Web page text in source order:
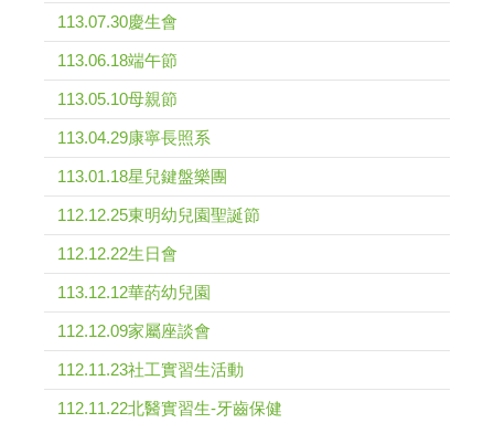
113.07.30慶生會
113.06.18端午節
113.05.10母親節
113.04.29康寧長照系
113.01.18星兒鍵盤樂團
112.12.25東明幼兒園聖誕節
112.12.22生日會
113.12.12華菂幼兒園
112.12.09家屬座談會
112.11.23社工實習生活動
112.11.22北醫實習生-牙齒保健